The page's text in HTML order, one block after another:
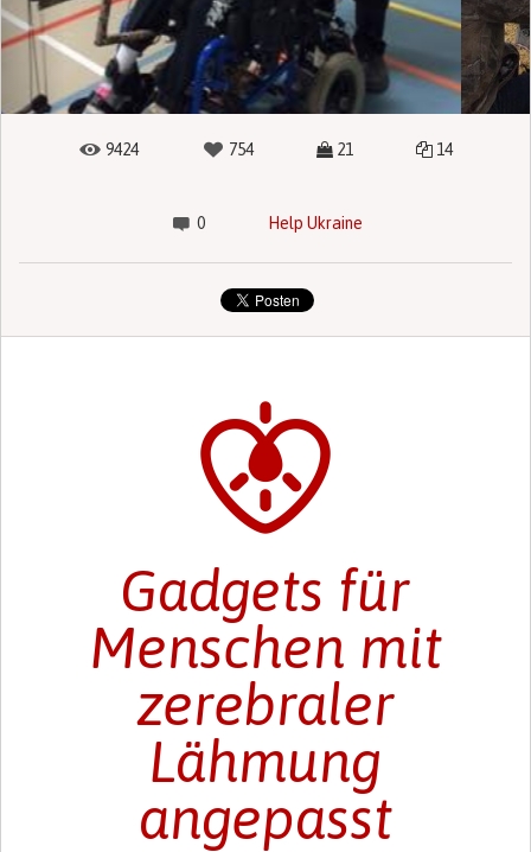
9424 754 21 14
0 Help Ukraine
Gadgets für
Menschen mit
zerebraler
Lähmung
angepasst